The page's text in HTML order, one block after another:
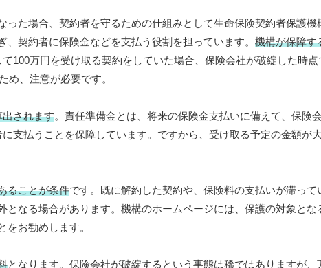
た場合、契約者を守るための仕組みとして生命保険契約者保護機
契約者に保険金などを支払う役割を担っています。 機構が保障す
100万円を受け取る契約をしていた場合、保険会社が破綻した時
め、注意が必要です。
されます。責任準備金とは、将来の保険金支払いに備えて、保険
支払うことを保障しています。ですから、受け取る予定の金額が
ることが条件です。既に解約した契約や、保険料の支払いが滞って
なる場合があります。機構のホームページには、保護の対象とな
お勧めします。
となります。保険会社が破綻するという事態は稀ではありますが、